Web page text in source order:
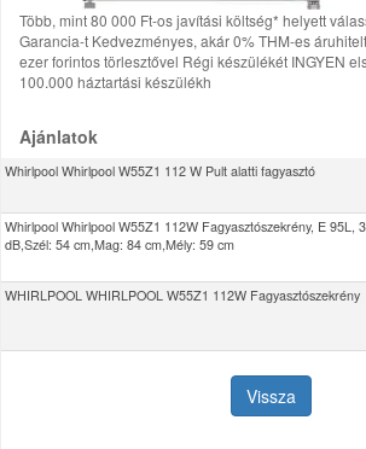
Több, mint 80 000 Ft-os javítási költség* helyett
Garancia-t Kedvezményes, akár 0% THM-es
ezer forintos törlesztővel Régi készülékét INGYEN
100.000 háztartási készülékh
Ajánlatok
Whirlpool Whirlpool W55Z1 112 W Pult alatti fagyasztó
Whirlpool Whirlpool W55Z1 112W Fagyasztószekrény, E 95L,
dB,Szél: 54 cm,Mag: 84 cm,Mély: 59 cm
WHIRLPOOL WHIRLPOOL W55Z1 112W Fagyasztószekrény
Vissza